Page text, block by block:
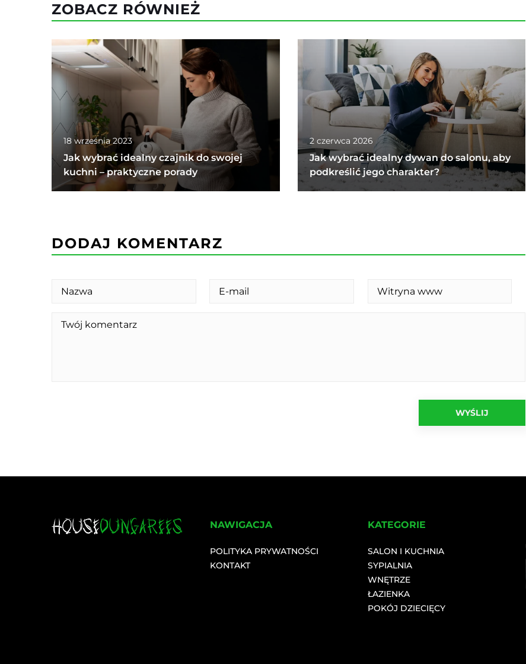
ZOBACZ RÓWNIEŻ
18 września 2023
Jak wybrać idealny czajnik do swojej
kuchni – praktyczne porady
2 czerwca 2026
Jak wybrać idealny dywan do salonu, aby
podkreślić jego charakter?
DODAJ KOMENTARZ
NAWIGACJA
POLITYKA PRYWATNOŚCI
KONTAKT
KATEGORIE
SALON I KUCHNIA
SYPIALNIA
WNĘTRZE
ŁAZIENKA
POKÓJ DZIECIĘCY